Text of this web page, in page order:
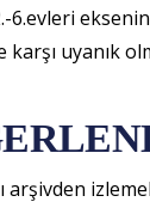
uyanık